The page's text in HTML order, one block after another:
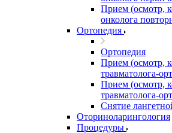
Прием (осмотр,
онколога
Ортопедия
Ортопедия
Прием (осмотр,
травматолога-
Прием (осмотр,
травматолога-
Снятие
Оториноларингология
Процедуры